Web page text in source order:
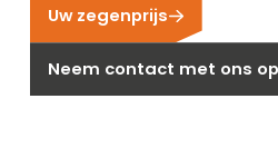
Carrière
hernieuwbare
Uw zegenprijs
Neem contact met ons op